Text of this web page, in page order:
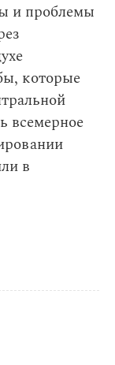
и проблемы
которые
всемерное
в